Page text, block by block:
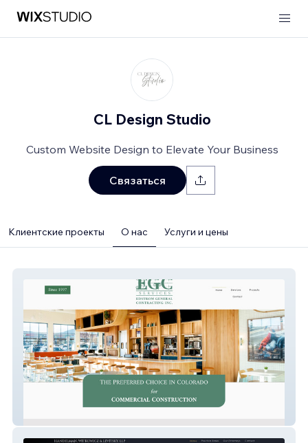
CL Design Studio
Custom Website Design to Elevate Your Business
Связаться
Клиентские проекты О нас Услуги и цены